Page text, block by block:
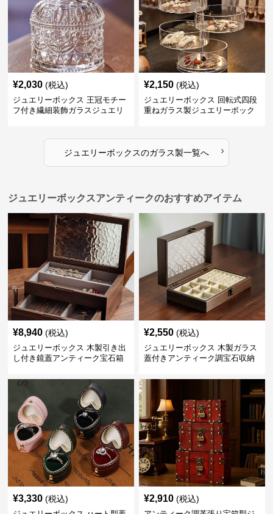
¥2,030 (税込)
ジュエリーボックス 王冠モチー
フ付き繊細装飾ガラスジュエリ
¥2,150 (税込)
ジュエリーボックス 回転式四段
重ねガラス製ジュエリーボック
ジュエリーボックスのガラス製一覧へ ›
ジュエリーボックスアンティークのおすすめアイテム
¥8,940 (税込)
ジュエリーボックス 木製引き出
し付き鏡蓋アンティーク宝石箱
¥2,550 (税込)
ジュエリーボックス 木製ガラス
蓋付きアンティーク調宝石収納
¥3,330 (税込) ¥2,910 (税込)